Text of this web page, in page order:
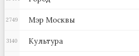
Мэр Москвы
2749
Культура
3140